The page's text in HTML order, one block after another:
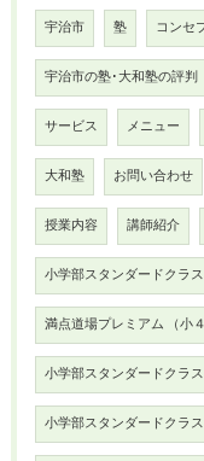
宇治市 塾 コンセ
宇治市の塾･大和塾の評判
サービス メニュー
大和塾 お問い合わせ
授業内容 講師紹介
小学部スタンダードクラ
満点道場プレミアム （小
小学部スタンダードクラ
小学部スタンダードクラ